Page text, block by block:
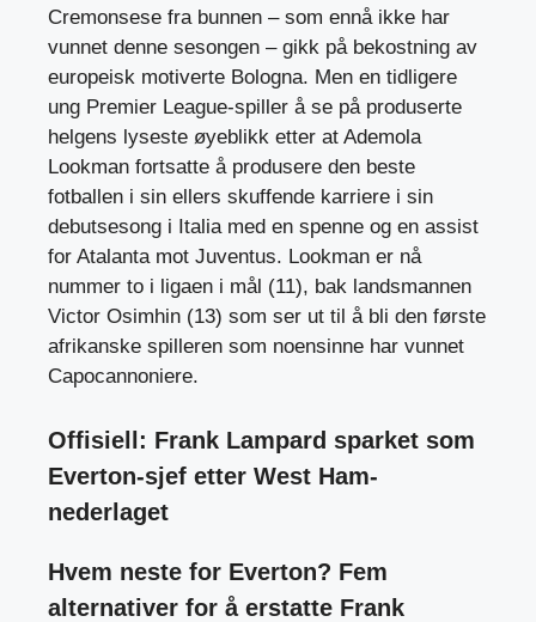
Cremonsese fra bunnen – som ennå ikke har
vunnet denne sesongen – gikk på bekostning av
europeisk motiverte Bologna. Men en tidligere
ung Premier League-spiller å se på produserte
helgens lyseste øyeblikk etter at Ademola
Lookman fortsatte å produsere den beste
fotballen i sin ellers skuffende karriere i sin
debutsesong i Italia med en spenne og en assist
for Atalanta mot Juventus. Lookman er nå
nummer to i ligaen i mål (11), bak landsmannen
Victor Osimhin (13) som ser ut til å bli den første
afrikanske spilleren som noensinne har vunnet
Capocannoniere.
Offisiell: Frank Lampard sparket som
Everton-sjef etter West Ham-
nederlaget
Hvem neste for Everton? Fem
alternativer for å erstatte Frank